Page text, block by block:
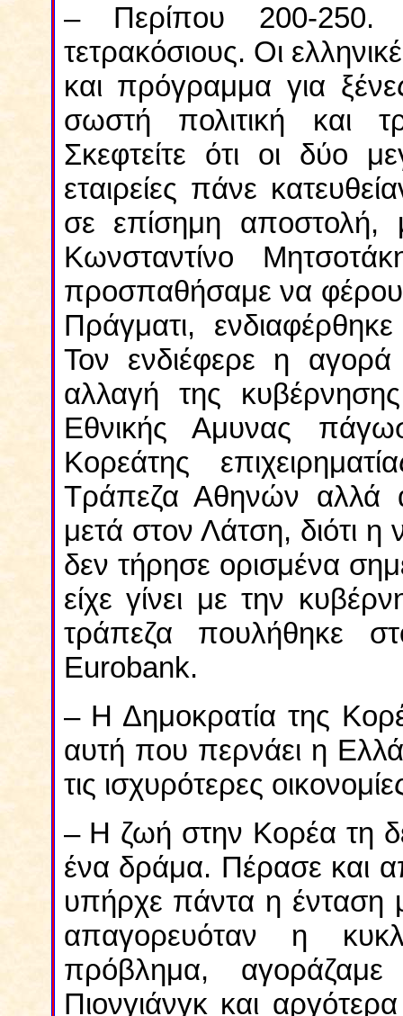
– Περίπου 200-
τετρακόσιους. Οι
και πρόγραμμα για
σωστή πολιτική και
Σκεφτείτε ότι οι δύο
εταιρείες πάνε
σε επίσημη
Κωνσταντίνο
προσπαθήσαμε να
Πράγματι,
Τον ενδιέφερε η
αλλαγή της
Εθνικής Αμυνας
Κορεάτης
Τράπεζα Αθηνών αλλά
μετά στον Λάτση, διότι
δεν τήρησε ορισμένα
είχε γίνει με την
τράπεζα πουλήθηκε
Eurobank.
– Η Δημοκρατία της
αυτή που περνάει η
τις ισχυρότερες
– Η ζωή στην Κορέα τη
ένα δράμα. Πέρασε και
υπήρχε πάντα η ένταση
απαγορευόταν η
πρόβλημα,
Πιονγιάνγκ και